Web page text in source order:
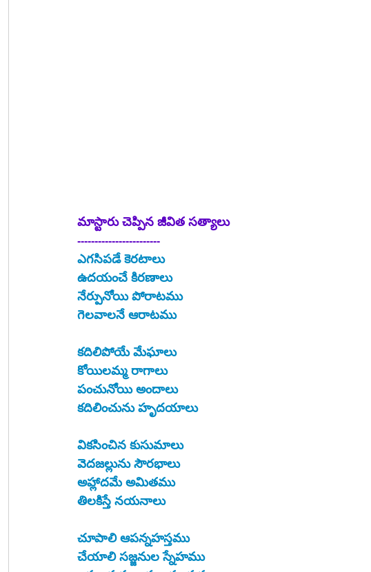
మాస్టారు చెప్పిన జీవిత సత్యాలు
------------------------
ఎగసిపడే కెరటాలు
ఉదయంచే కిరణాలు
నేర్పునోయి పోరాటము
గెలవాలనే ఆరాటము
కదిలిపోయే మేఘాలు
కోయిలమ్మ రాగాలు
పంచునోయి అందాలు
కదిలించును హృదయాలు
వికసించిన కుసుమాలు
వెదజల్లును సౌరభాలు
అహ్లాదమే అమితము
తిలకిస్తే నయనాలు
చూపాలి ఆపన్నహస్తము
చేయాలి సజ్జనుల స్నేహము